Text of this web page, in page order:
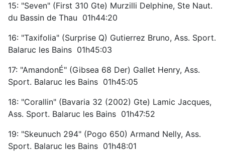
15: "Seven" (First 310 Gte) Murzilli Delphine, Ste Naut.
du Bassin de Thau 01h44:20
16: "Taxifolia" (Surprise Q) Gutierrez Bruno, Ass. Sport.
Balaruc les Bains 01h45:03
17: "AmandonÉ" (Gibsea 68 Der) Gallet Henry, Ass.
Sport. Balaruc les Bains 01h45:05
18: "Corallin" (Bavaria 32 (2002) Gte) Lamic Jacques,
Ass. Sport. Balaruc les Bains 01h47:52
19: "Skeunuch 294" (Pogo 650) Armand Nelly, Ass.
Sport. Balaruc les Bains 01h48:01